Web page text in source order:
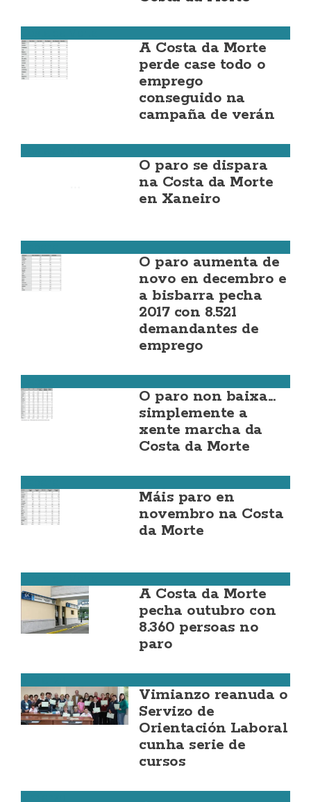
A Costa da Morte
perde case todo o
emprego
conseguido na
campaña de verán
O paro se dispara
na Costa da Morte
en Xaneiro
O paro aumenta de
novo en decembro e
a bisbarra pecha
2017 con 8.521
demandantes de
emprego
O paro non baixa...
simplemente a
xente marcha da
Costa da Morte
Máis paro en
novembro na Costa
da Morte
A Costa da Morte
pecha outubro con
8.360 persoas no
paro
Vimianzo reanuda o
Servizo de
Orientación Laboral
cunha serie de
cursos